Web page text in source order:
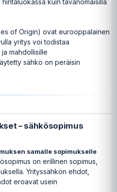
of Origin) ovat eurooppalainen
yritys voi todistaa
mahdollisille
sähkö on peräisin
– sähkösopimus
samalle sopimukselle
on erillinen sopimus,
Yrityssähkön ehdot,
eroavat usein